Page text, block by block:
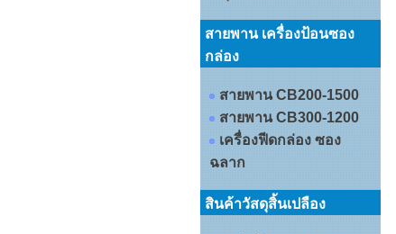
สายพาน เครื่องป้อนซอง
กล่อง
สายพาน CB200-1500
สายพาน CB300-1200
เครื่องฟีดกล่อง ซอง
ฉลาก
สินค้าวัสดุสิ้นเปลือง